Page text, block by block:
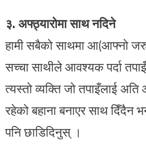
३. अफ्ठ्यारोमा साथ नदिने
हामी सबैको साथमा आ(आफ्नो
सच्चा साथीले आवश्यक पर्दा
त्यस्तो व्यक्ति जो तपाइँलाई
रहेको बहाना बनाएर साथ दिँदैन
पनि छाडिदिनुस् ।